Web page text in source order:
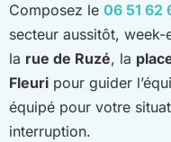
Composez le 06 51 62
secteur aussitôt,
la rue de Ruzé, la
Fleuri pour guider
équipé pour votre
interruption.